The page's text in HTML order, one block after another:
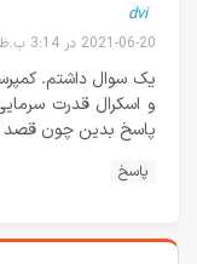
dvi
2021-06-20 در 3:14 ب.ظ
و اسکرال قدرت
پاسخ بدین چون قصد
پاسخ